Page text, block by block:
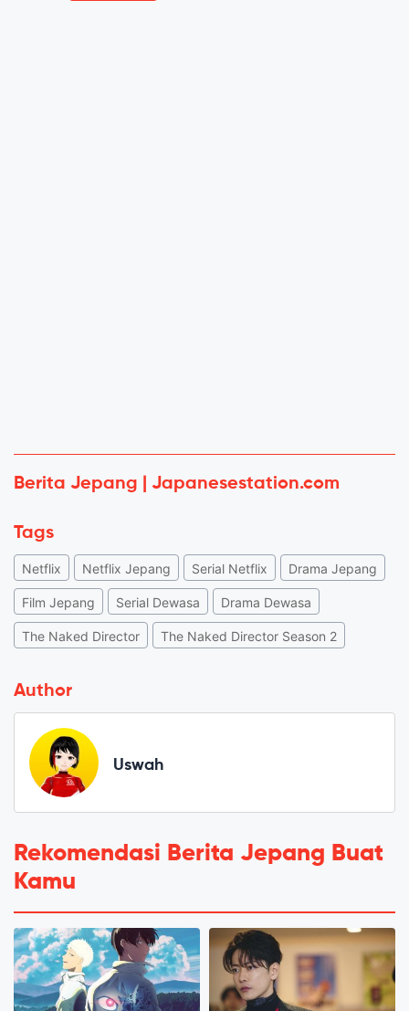
Berita Jepang | Japanesestation.com
Tags
Netflix Netflix Jepang Serial Netflix Drama Jepang
Film Jepang Serial Dewasa Drama Dewasa
The Naked Director The Naked Director Season 2
Author
Uswah
Rekomendasi Berita Jepang Buat
Kamu